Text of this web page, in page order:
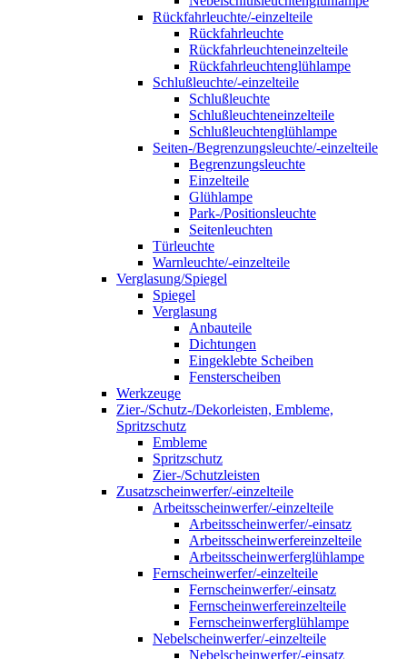
Rückfahrleuchte/-einzelteile
Rückfahrleuchte
Rückfahrleuchteneinzelteile
Rückfahrleuchtenglühlampe
Schlußleuchte/-einzelteile
Schlußleuchte
Schlußleuchteneinzelteile
Schlußleuchtenglühlampe
Seiten-/Begrenzungsleuchte/-einzelteile
Begrenzungsleuchte
Einzelteile
Glühlampe
Park-/Positionsleuchte
Seitenleuchten
Türleuchte
Warnleuchte/-einzelteile
Verglasung/Spiegel
Spiegel
Verglasung
Anbauteile
Dichtungen
Eingeklebte Scheiben
Fensterscheiben
Werkzeuge
Zier-/Schutz-/Dekorleisten, Embleme,
Spritzschutz
Embleme
Spritzschutz
Zier-/Schutzleisten
Zusatzscheinwerfer/-einzelteile
Arbeitsscheinwerfer/-einzelteile
Arbeitsscheinwerfer/-einsatz
Arbeitsscheinwerfereinzelteile
Arbeitsscheinwerferglühlampe
Fernscheinwerfer/-einzelteile
Fernscheinwerfer/-einsatz
Fernscheinwerfereinzelteile
Fernscheinwerferglühlampe
Nebelscheinwerfer/-einzelteile
Nebelscheinwerfer/-einsatz